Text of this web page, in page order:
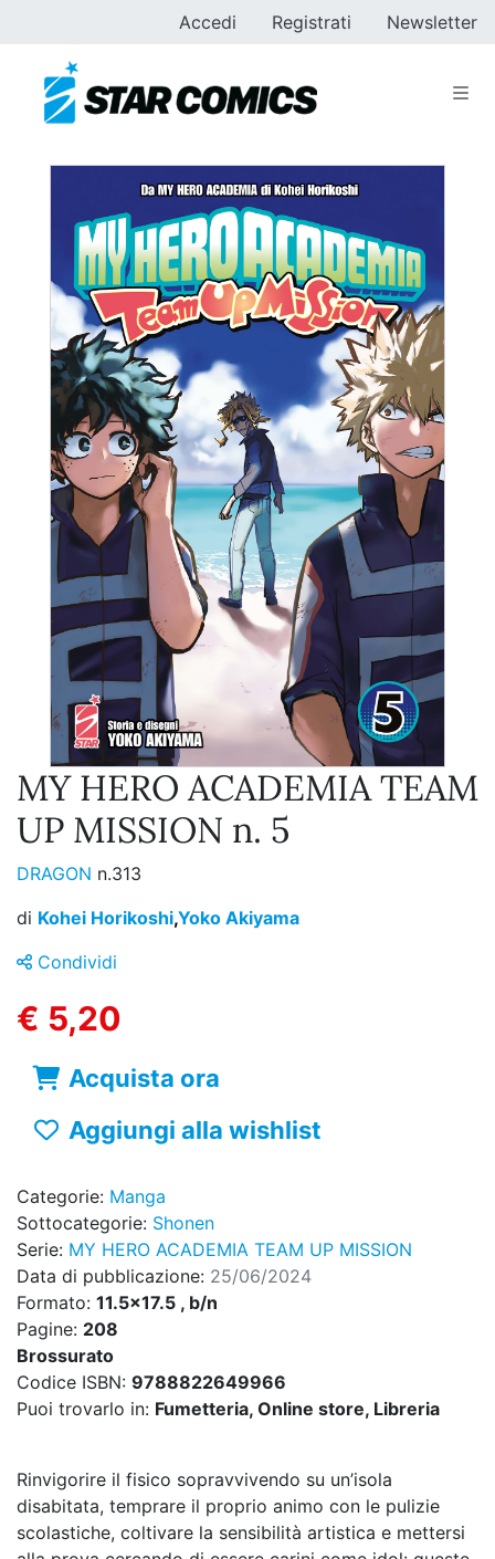
Accedi Registrati Newsletter
MY HERO ACADEMIA TEAM
UP MISSION n. 5
DRAGON n.313
di Kohei Horikoshi,Yoko Akiyama
Condividi
€ 5,20
Acquista ora
Aggiungi alla wishlist
Categorie: Manga
Sottocategorie: Shonen
Serie: MY HERO ACADEMIA TEAM UP MISSION
Data di pubblicazione: 25/06/2024
Formato: 11.5x17.5 , b/n
Pagine: 208
Brossurato
Codice ISBN: 9788822649966
Puoi trovarlo in: Fumetteria, Online store, Libreria
Rinvigorire il fisico sopravvivendo su un’isola
disabitata, temprare il proprio animo con le pulizie
scolastiche, coltivare la sensibilità artistica e mettersi